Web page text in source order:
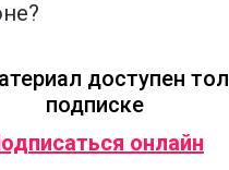
доступен
подписке
онлайн